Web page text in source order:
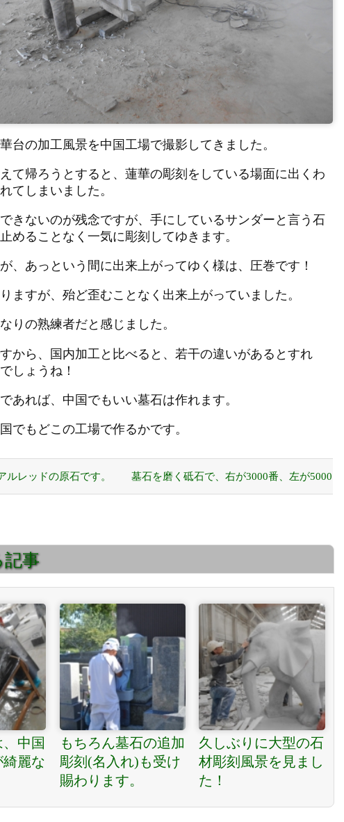
台の加工風景を中国工場で撮影してきました。
て帰ろうとすると、蓮華の彫刻をしている場面に出くわ
てしまいました。
きないのが残念ですが、手にしているサンダーと言う石
めることなく一気に彫刻してゆきます。
、あっという間に出来上がってゆく様は、圧巻です！
ますが、殆ど歪むことなく出来上がっていました。
りの熟練者だと感じました。
から、国内加工と比べると、若干の違いがあるとすれ
しょうね！
あれば、中国でもいい墓石は作れます。
でもどこの工場で作るかです。
ルレッドの原石です。 墓石を磨く砥石で、右が3000番、左が5000
記事
中国
綺麗な
もちろん墓石の追加
彫刻(名入れ)も受け
賜わります。
久しぶりに大型の石
材彫刻風景を見まし
た！